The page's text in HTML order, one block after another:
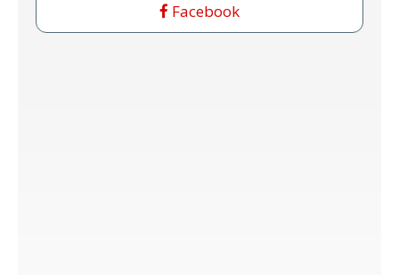
Facebook